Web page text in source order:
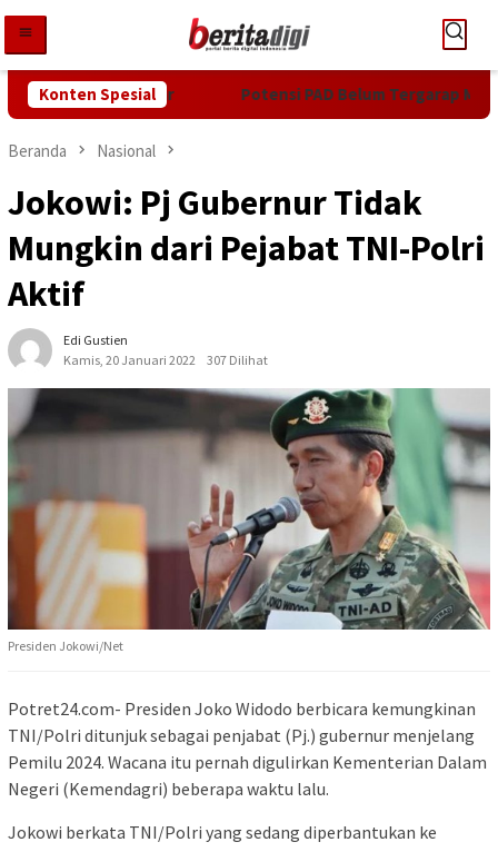
konten
Konten Spesial
Rp1,45 Miliar Potensi PAD Belum Tergarap
Beranda Nasional
Jokowi: Pj Gubernur Tidak
Mungkin dari Pejabat TNI-Polri
Aktif
Edi Gustien
Kamis, 20 Januari 2022
307 Dilihat
Presiden Jokowi/Net
Potret24.com- Presiden Joko Widodo berbicara kemungkinan
TNI/Polri ditunjuk sebagai penjabat (Pj.) gubernur menjelang
Pemilu 2024. Wacana itu pernah digulirkan Kementerian Dalam
Negeri (Kemendagri) beberapa waktu lalu.
Jokowi berkata TNI/Polri yang sedang diperbantukan ke